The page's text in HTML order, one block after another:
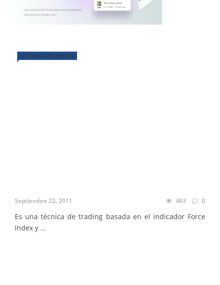
SISTEMAS DE TRADING
Septiembre 22, 2011 463 0
Es una técnica de trading basada en el indicador Force
Index y ...